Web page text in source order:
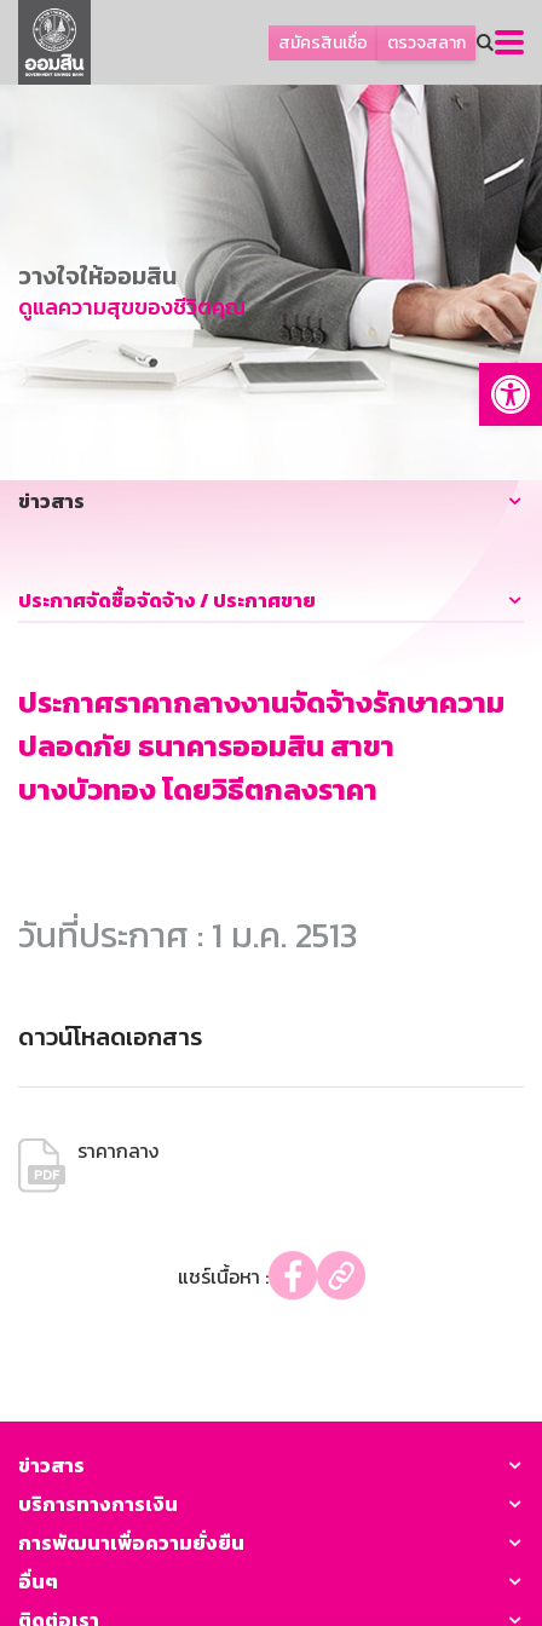
สมัครสินเชื่อ ตรวจสลาก
ลูกค้าธุรกิจ
ลูกค้าผู้ประกอบรายย่อย
การพัฒนาที่ยั่งยืน
ข่าวสาร
บริการทางการเงิน
อื่นๆ
วางใจให้ออมสิน
ดูแลความสุขของชีวิตคุณ
ข่าวสาร
ประกาศจัดซื้อจัดจ้าง / ประกาศขาย
ประกาศราคากลางงานจัดจ้างรักษาความ
ปลอดภัย ธนาคารออมสิน สาขา
บางบัวทอง โดยวิธีตกลงราคา
วันที่ประกาศ : 1 ม.ค. 2513
ดาวน์โหลดเอกสาร
ราคากลาง
แชร์เนื้อหา :
ข่าวสาร
บริการทางการเงิน
การพัฒนาเพื่อความยั่งยืน
อื่นๆ